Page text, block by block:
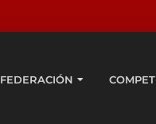
FEDERACIÓN